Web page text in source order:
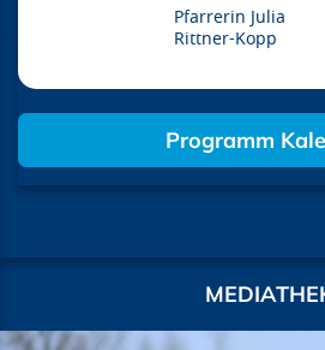
Pfarrerin Julia
Rittner-Kopp
Programm